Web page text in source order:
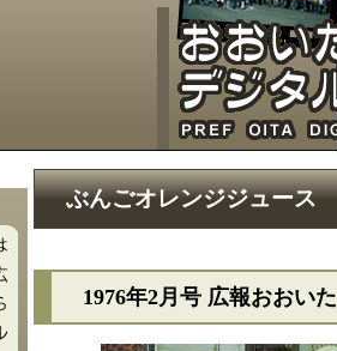
本
ぶんごオレンジジュース
1976年2月号 広報おおいた